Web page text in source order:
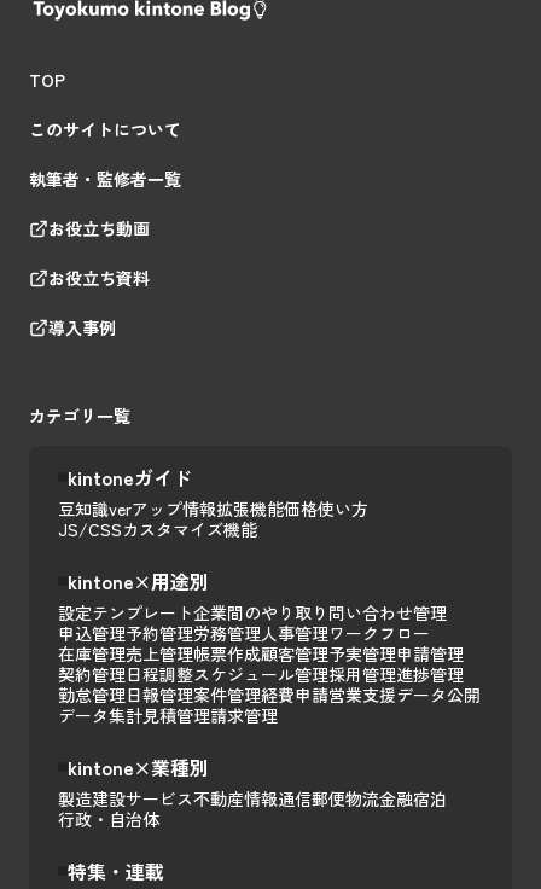
TOP
このサイトについて
執筆者・監修者一覧
お役立ち動画
お役立ち資料
導入事例
カテゴリ一覧
kintoneガイド
豆知識verアップ情報拡張機能価格使い方
JS/CSSカスタマイズ機能
kintone×用途別
設定テンプレート企業間のやり取り 問い合わせ管理
申込管理予約管理労務管理人事管理ワークフロー
在庫管理売上管理帳票作成顧客管理予実管理申請管理
契約管理日程調整スケジュール管理採用管理進捗管理
勤怠管理日報管理案件管理経費申請営業支援データ公開
データ集計見積管理請求管理
kintone×業種別
製造建設サービス不動産情報通信郵便物流金融宿泊
行政・自治体
特集・連載